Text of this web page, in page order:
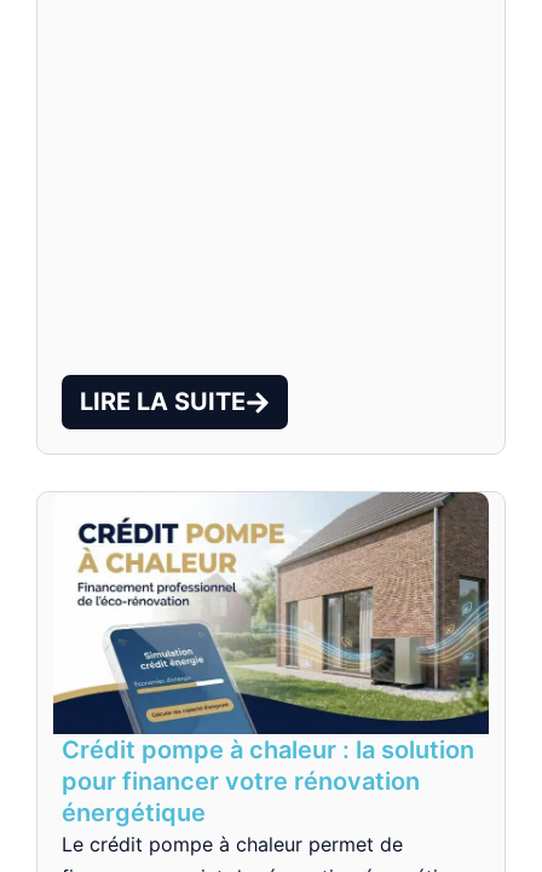
LIRE LA SUITE
Crédit pompe à chaleur : la solution
pour financer votre rénovation
énergétique
Le crédit pompe à chaleur permet de